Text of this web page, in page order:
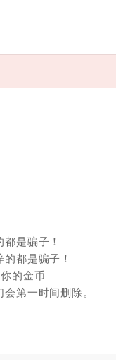
是骗子！
都是骗子！
的金币
第一时间删除。